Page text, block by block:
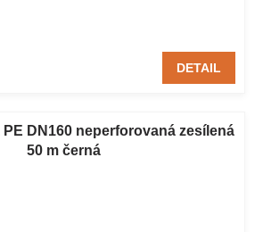
DETAIL
DN160 neperforovaná zesílená
50 m černá